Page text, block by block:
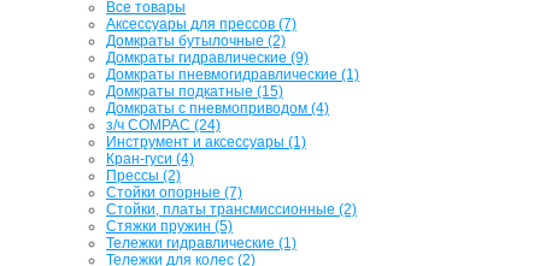
Все товары
Аксессуары для прессов (7)
Домкраты бутылочные (2)
Домкраты гидравлические (9)
Домкраты пневмогидравлические (1)
Домкраты подкатные (15)
Домкраты с пневмоприводом (4)
з/ч COMPAC (24)
Инструмент и аксессуары (1)
Кран-гуси (4)
Прессы (2)
Стойки опорные (7)
Стойки, платы трансмиссионные (2)
Стяжки пружин (5)
Тележки гидравлические (1)
Тележки для колес (2)